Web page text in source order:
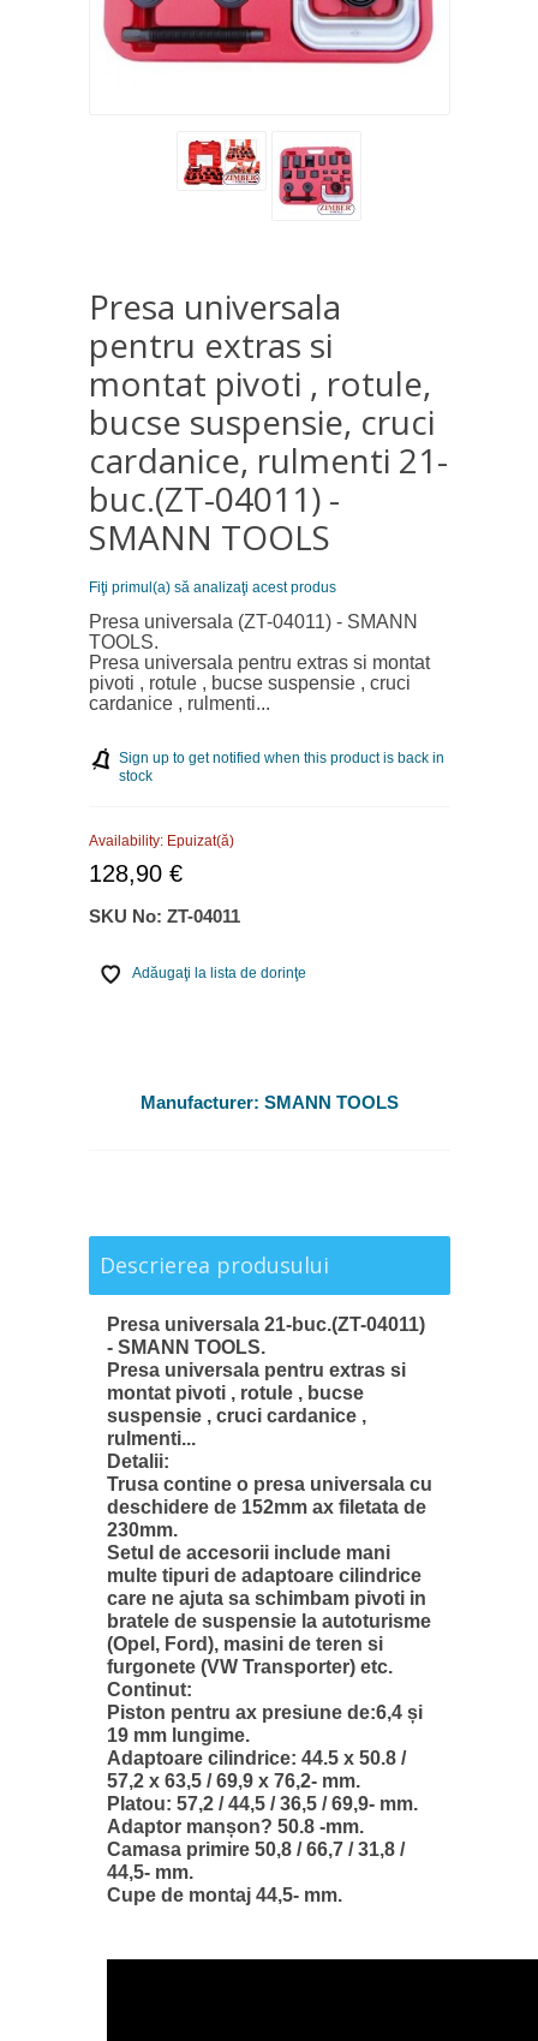
Presa universala
pentru extras si
montat pivoti , rotule,
bucse suspensie, cruci
cardanice, rulmenti 21-
buc.(ZT-04011) -
SMANN TOOLS
Fiţi primul(a) să analizaţi acest produs
Presa universala (ZT-04011) - SMANN
TOOLS.
Presa universala pentru extras si montat
pivoti , rotule , bucse suspensie , cruci
cardanice , rulmenti...
Sign up to get notified when this product is back in
stock
Availability: Epuizat(ă)
128,90 €
SKU No: ZT-04011
Adăugaţi la lista de dorinţe
Manufacturer: SMANN TOOLS
Descrierea produsului
Presa universala 21-buc.(ZT-04011)
- SMANN TOOLS.
Presa universala pentru extras si
montat pivoti , rotule , bucse
suspensie , cruci cardanice ,
rulmenti...
Detalii:
Trusa contine o presa universala cu
deschidere de 152mm ax filetata de
230mm.
Setul de accesorii include mani
multe tipuri de adaptoare cilindrice
care ne ajuta sa schimbam pivoti in
bratele de suspensie la autoturisme
(Opel, Ford), masini de teren si
furgonete (VW Transporter) etc.
Continut:
Piston pentru ax presiune de:6,4 și
19 mm lungime.
Adaptoare cilindrice: 44.5 x 50.8 /
57,2 x 63,5 / 69,9 x 76,2- mm.
Platou: 57,2 / 44,5 / 36,5 / 69,9- mm.
Adaptor manșon? 50.8 -mm.
Camasa primire 50,8 / 66,7 / 31,8 /
44,5- mm.
Cupe de montaj 44,5- mm.